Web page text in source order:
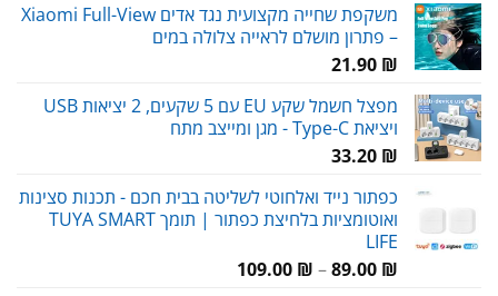
משקפת שחייה מקצועית נגד אדים Xiaomi Full-View
– פתרון מושלם לראייה צלולה במים
21.90 ₪
מפצל חשמל שקע EU עם 5 שקעים, 2 יציאות USB
ויציאת Type-C - מגן ומייצב מתח
33.20 ₪
כפתור נייד ואלחוטי לשליטה בבית חכם - תכנות סצינות
ואוטומציות בלחיצת כפתור | תומך TUYA SMART
LIFE
89.00 ₪
–
109.00 ₪